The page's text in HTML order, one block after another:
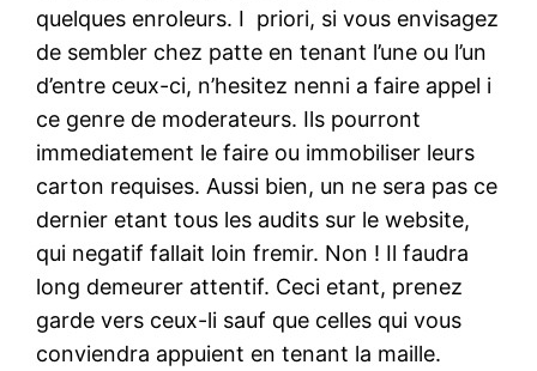
quelques enroleurs. I priori, si vous envisagez
de sembler chez patte en tenant l’une ou l’un
d’entre ceux-ci, n’hesitez nenni a faire appel i
ce genre de moderateurs. Ils pourront
immediatement le faire ou immobiliser leurs
carton requises. Aussi bien, un ne sera pas ce
dernier etant tous les audits sur le website,
qui negatif fallait loin fremir. Non ! Il faudra
long demeurer attentif. Ceci etant, prenez
garde vers ceux-li sauf que celles qui vous
conviendra appuient en tenant la maille.